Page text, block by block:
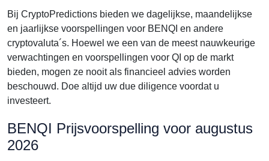
Bij CryptoPredictions bieden we dagelijkse, maandelijkse
en jaarlijkse voorspellingen voor BENQI en andere
cryptovaluta´s. Hoewel we een van de meest nauwkeurige
verwachtingen en voorspellingen voor QI op de markt
bieden, mogen ze nooit als financieel advies worden
beschouwd. Doe altijd uw due diligence voordat u
investeert.
BENQI Prijsvoorspelling voor augustus
2026